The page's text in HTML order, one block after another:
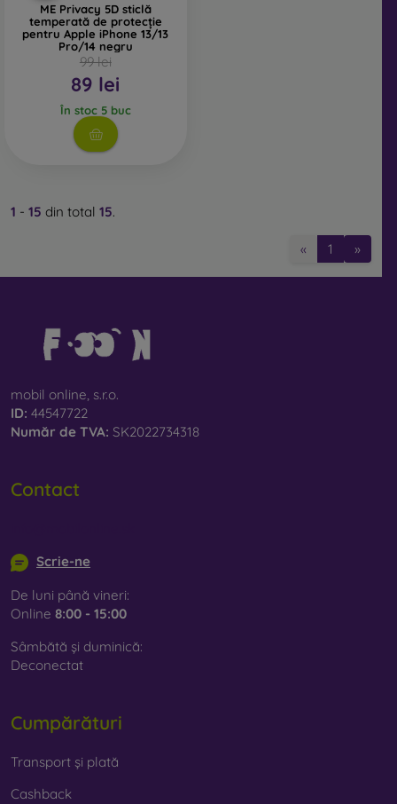
ME Privacy 5D sticlă
temperată de protecție
pentru Apple iPhone 13/13
Pro/14 negru
99 lei
89 lei
În stoc 5 buc
1 - 15 din total 15.
« 1 »
mobil online, s.r.o.
ID: 44547722
Număr de TVA: SK2022734318
Contact
Scrie-ne
De luni până vineri:
Online 8:00 - 15:00
Sâmbătă și duminică:
Deconectat
Cumpărături
Transport și plată
Cashback